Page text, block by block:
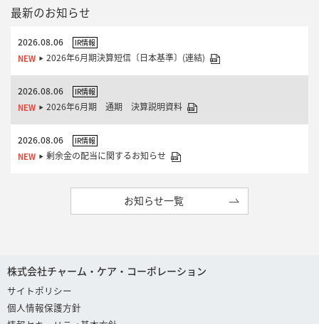
最新のお知らせ
2026.08.06 IR情報
2026年6月期決算短信〔日本基準〕(連結)
2026.08.06 IR情報
2026年6月期 通期 決算説明資料
2026.08.06 IR情報
剰余金の配当に関するお知らせ
お知らせ一覧
株式会社チャーム・ケア・コーポレーション
サイトポリシー
個人情報保護方針